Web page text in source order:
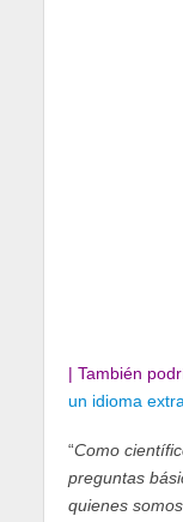
| También
un idioma
“Como
preguntas
quienes somos